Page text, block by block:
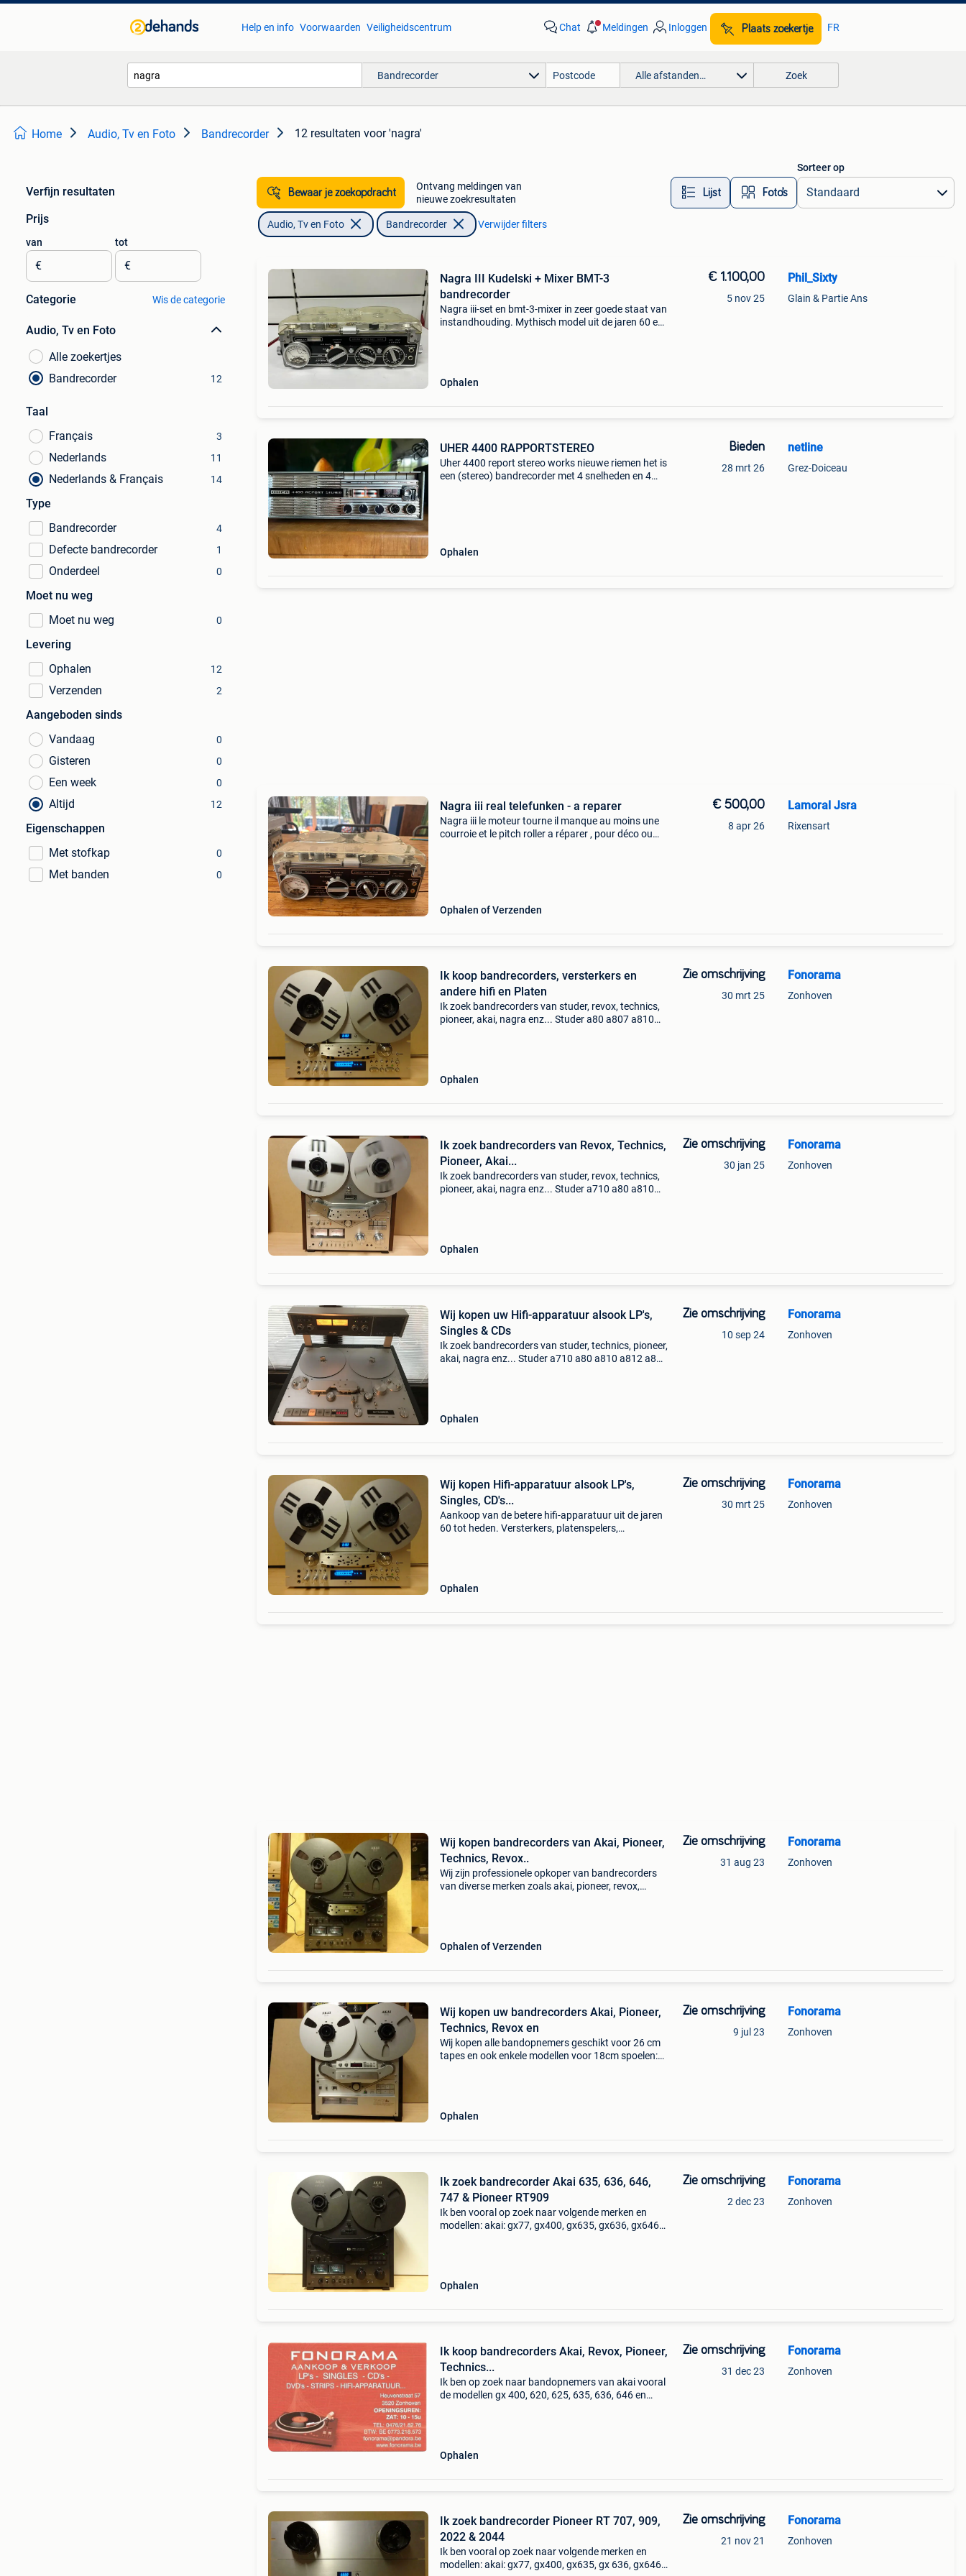
Help en info Voorwaarden Veiligheidscentrum Chat Meldingen Inloggen Plaats zoekertje FR
Bandrecorder Alle afstanden… Zoek
Home Audio, Tv en Foto Bandrecorder 12 resultaten voor 'nagra'
Verfijn resultaten
Prijs
van
€
tot
€
Categorie Wis de categorie
Audio, Tv en Foto
Alle zoekertjes
Bandrecorder
12
Taal
Français
3
Nederlands 11
Nederlands & Français 14
Type
Bandrecorder
4
Defecte bandrecorder 1
Onderdeel 0
Moet nu weg
Moet nu weg
0
Levering
Ophalen
12
Verzenden 2
Aangeboden sinds
Vandaag
0
Gisteren 0
Een week 0
Altijd 12
Eigenschappen
Met stofkap
0
Met banden 0
Bewaar je zoekopdracht
Ontvang meldingen van
nieuwe zoekresultaten
Lijst Foto’s
Sorteer op
Audio, Tv en Foto Bandrecorder Verwijder filters
Nagra III Kudelski + Mixer BMT-3
bandrecorder
Nagra iii-set en bmt-3-mixer in zeer goede staat van
instandhouding. Mythisch model uit de jaren 60 en
Ophalen
€ 1.100,00
5 nov 25
Phil_Sixty
Glain & Partie Ans
UHER 4400 RAPPORTSTEREO
Uher 4400 report stereo works nieuwe riemen het is
een (stereo) bandrecorder met 4 snelheden en 4
Ophalen
Bieden
28 mrt 26
netline
Grez-Doiceau
Nagra iii real telefunken - a reparer
Nagra iii le moteur tourne il manque au moins une
courroie et le pitch roller a réparer , pour déco ou
Ophalen of Verzenden
€ 500,00
8 apr 26
Lamoral Jsra
Rixensart
Ik koop bandrecorders, versterkers en
andere hifi en Platen
Ik zoek bandrecorders van studer, revox, technics,
pioneer, akai, nagra enz... Studer a80 a807 a810
Ophalen
Zie omschrijving
30 mrt 25
Fonorama
Zonhoven
Ik zoek bandrecorders van Revox, Technics,
Pioneer, Akai...
Ik zoek bandrecorders van studer, revox, technics,
pioneer, akai, nagra enz... Studer a710 a80 a810
Ophalen
Zie omschrijving
30 jan 25
Fonorama
Zonhoven
Wij kopen uw Hifi-apparatuur alsook LP's,
Singles & CDs
Ik zoek bandrecorders van studer, technics, pioneer,
akai, nagra enz... Studer a710 a80 a810 a812 a816
Ophalen
Zie omschrijving
10 sep 24
Fonorama
Zonhoven
Wij kopen Hifi-apparatuur alsook LP's,
Singles, CD's...
Aankoop van de betere hifi-apparatuur uit de jaren
60 tot heden. Versterkers, platenspelers,
Ophalen
Zie omschrijving
30 mrt 25
Fonorama
Zonhoven
Wij kopen bandrecorders van Akai, Pioneer,
Technics, Revox..
Wij zijn professionele opkoper van bandrecorders
van diverse merken zoals akai, pioneer, revox,
Ophalen of Verzenden
Zie omschrijving
31 aug 23
Fonorama
Zonhoven
Wij kopen uw bandrecorders Akai, Pioneer,
Technics, Revox en
Wij kopen alle bandopnemers geschikt voor 26 cm
tapes en ook enkele modellen voor 18cm spoelen:
Ophalen
Zie omschrijving
9 jul 23
Fonorama
Zonhoven
Ik zoek bandrecorder Akai 635, 636, 646,
747 & Pioneer RT909
Ik ben vooral op zoek naar volgende merken en
modellen: akai: gx77, gx400, gx635, gx636, gx646
Ophalen
Zie omschrijving
2 dec 23
Fonorama
Zonhoven
Ik koop bandrecorders Akai, Revox, Pioneer,
Technics...
Ik ben op zoek naar bandopnemers van akai vooral
de modellen gx 400, 620, 625, 635, 636, 646 en
Ophalen
Zie omschrijving
31 dec 23
Fonorama
Zonhoven
Ik zoek bandrecorder Pioneer RT 707, 909,
2022 & 2044
Ik ben vooral op zoek naar volgende merken en
modellen: akai: gx77, gx400, gx635, gx 636, gx646
Zie omschrijving
21 nov 21
Fonorama
Zonhoven